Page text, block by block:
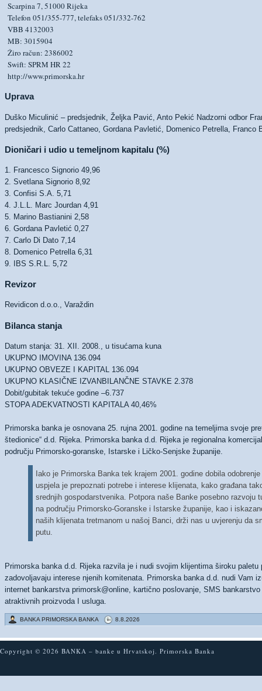
Scarpina 7, 51000 Rijeka
Telefon 051/355-777, telefaks 051/332-762
VBB 4132003
MB: 3015904
Žiro račun: 2386002
Swift: SPRM HR 22
http://www.primorska.hr
Uprava
Duško Miculinić – predsjednik, Željka Pavić, Anto Pekić Nadzorni odbor
predsjednik, Carlo Cattaneo, Gordana Pavletić, Domenico Petrella, Franco
Dioničari i udio u temeljnom kapitalu (%)
1. Francesco Signorio 49,96
2. Svetlana Signorio 8,92
3. Confisi S.A. 5,71
4. J.L.L. Marc Jourdan 4,91
5. Marino Bastianini 2,58
6. Gordana Pavletić 0,27
7. Carlo Di Dato 7,14
8. Domenico Petrella 6,31
9. IBS S.R.L. 5,72
Revizor
Revidicon d.o.o., Varaždin
Bilanca stanja
Datum stanja: 31. XII. 2008., u tisućama kuna
UKUPNO IMOVINA 136.094
UKUPNO OBVEZE I KAPITAL 136.094
UKUPNO KLASIČNE IZVANBILANČNE STAVKE 2.378
Dobit/gubitak tekuće godine –6.737
STOPA ADEKVATNOSTI KAPITALA 40,46%
Primorska banka je osnovana 25. rujna 2001. godine na temeljima svoje
štedionice“ d.d. Rijeka. Primorska banka d.d. Rijeka je regionalna
području Primorsko-goranske, Istarske i Ličko-Senjske županije.
Iako je Primorska Banka tek krajem 2001. godine dobila
uspjela je prepoznati potrebe i interese klijenata, kako građana
srednjih gospodarstvenika. Potpora naše Banke posebno razvoju
na području Primorsko-Goranske i Istarske županije, kao i
naših klijenata tretmanom u našoj Banci, drži nas u uvjerenju da
putu.
Primorska banka d.d. Rijeka razvila je i nudi svojim klijentima široku paletu
zadovoljavaju interese njenih komitenata. Primorska banka d.d. nudi Vam
internet bankarstva primorsk@online, kartično poslovanje, SMS
atraktivnih proizvoda I usluga.
BANKA PRIMORSKA BANKA 8.8.2026
Copyright © 2026 BANKA – banke u Hrvatskoj. Primorska Banka